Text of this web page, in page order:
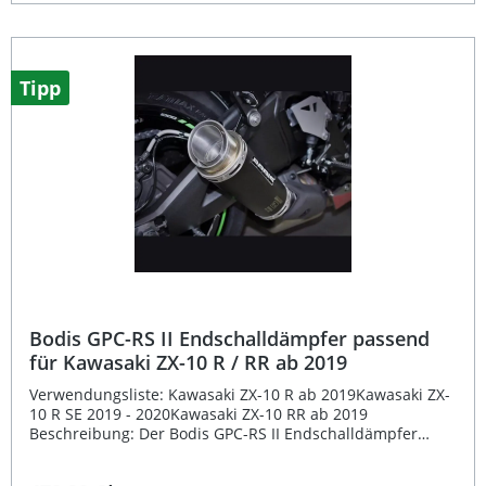
somit für den Einsatz auf öffentlichen Straßen zugelassen.
Dank der passgenauen Konstruktion ist die Montage
besonders einfach – der Austausch gegen den Original-
Endschalldämpfer erfolgt unkompliziert und schnell.
Sportlicher Edelstahl-Endschalldämpfer in Schwarz
Leistungs- und drehmomentsteigerndes Design Einfache
Plug-&-Play-Montage ohne Anpassungen Mit E-Zeichen –
straßenzugelassen Erhält sportlichen Sound und
individuelles Design Lieferumfang: Bodis GPC-RS II
Endschalldämpfer Edelstahl schwarz Montagematerial EG-
Typgenehmigung Montageanleitung
Tipp
Bodis GPC-RS II Endschalldämpfer passend
für Kawasaki ZX-10 R / RR ab 2019
Verwendungsliste: Kawasaki ZX-10 R ab 2019Kawasaki ZX-
10 R SE 2019 - 2020Kawasaki ZX-10 RR ab 2019
Beschreibung: Der Bodis GPC-RS II Endschalldämpfer